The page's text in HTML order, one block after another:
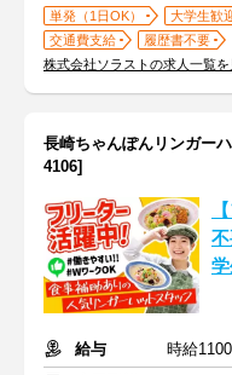
単発（1日OK） 大学生歓
交通費支給
履歴書不要
株式会社ソラストの求人一覧を
長崎ちゃんぽんリンガ
4106]
給与
時給